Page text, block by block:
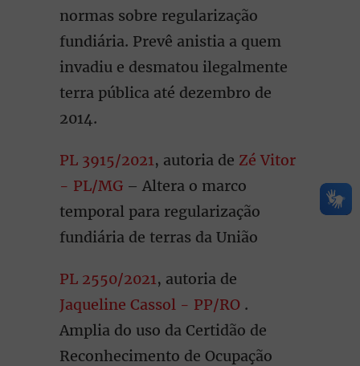
normas sobre regularização
fundiária. Prevê anistia a quem
invadiu e desmatou ilegalmente
terra pública até dezembro de
2014.
PL 3915/2021, autoria de Zé Vitor
- PL/MG – Altera o marco
temporal para regularização
fundiária de terras da União
PL 2550/2021, autoria de
Jaqueline Cassol - PP/RO .
Amplia do uso da Certidão de
Reconhecimento de Ocupação